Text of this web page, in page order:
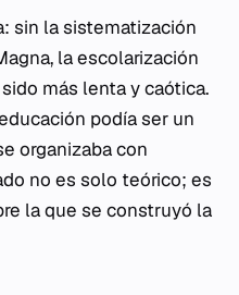
sin la sistematización
, la escolarización
más lenta y caótica.
podía ser un
organizaba con
no es solo teórico; es
la que se construyó la